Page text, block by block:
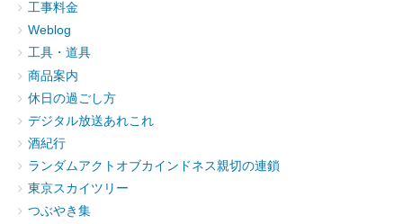
工事料金
Weblog
工具・道具
商品案内
休日の過ごし方
デジタル放送あれこれ
酒紀行
ランダムアクトオブカインドネス親切の連鎖
東京スカイツリー
つぶやき集